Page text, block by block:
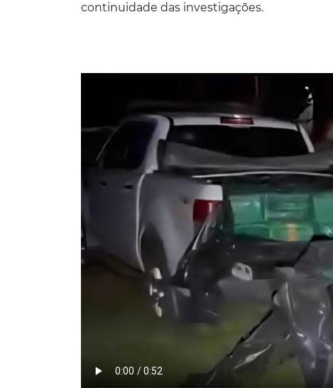
continuidade das investigações.